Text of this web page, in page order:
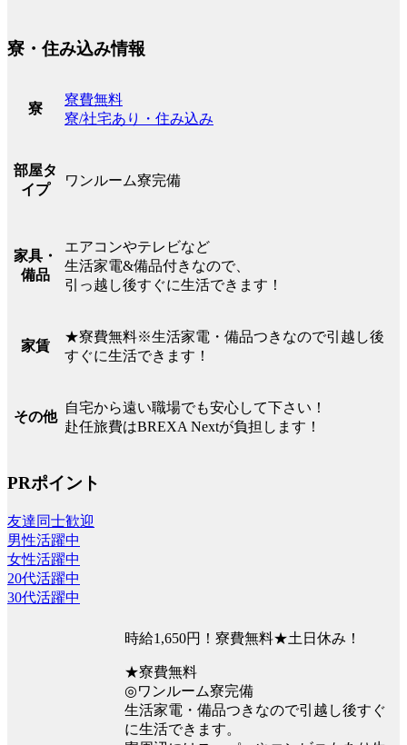
寮・住み込み情報
寮
寮費無料
寮/社宅あり・住み込み
部屋タ
イプ
ワンルーム寮完備
家具・
備品
エアコンやテレビなど
生活家電&備品付きなので、
引っ越し後すぐに生活できます！
家賃
★寮費無料※生活家電・備品つきなので引越し後
すぐに生活できます！
その他
自宅から遠い職場でも安心して下さい！
赴任旅費はBREXA Nextが負担します！
PRポイント
友達同士歓迎
男性活躍中
女性活躍中
20代活躍中
30代活躍中
時給1,650円！寮費無料★土日休み！
★寮費無料
◎ワンルーム寮完備
生活家電・備品つきなので引越し後すぐ
に生活できます。